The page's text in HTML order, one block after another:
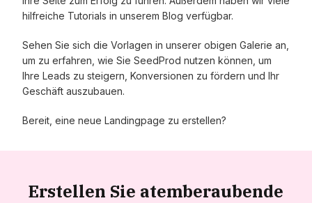
hilfreiche Tutorials in unserem Blog verfügbar.
Sehen Sie sich die Vorlagen in unserer obigen Galerie an,
um zu erfahren, wie Sie SeedProd nutzen können, um
Ihre Leads zu steigern, Konversionen zu fördern und Ihr
Geschäft auszubauen.
Bereit, eine neue Landingpage zu erstellen?
Erstellen Sie atemberaubende